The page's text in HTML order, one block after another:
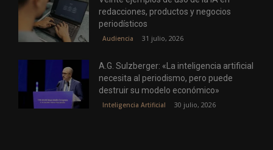
redacciones, productos y negocios
periodísticos
Audiencia 31 julio, 2026
A.G. Sulzberger: «La inteligencia artificial
necesita al periodismo, pero puede
destruir su modelo económico»
Inteligencia Artificial 30 julio, 2026